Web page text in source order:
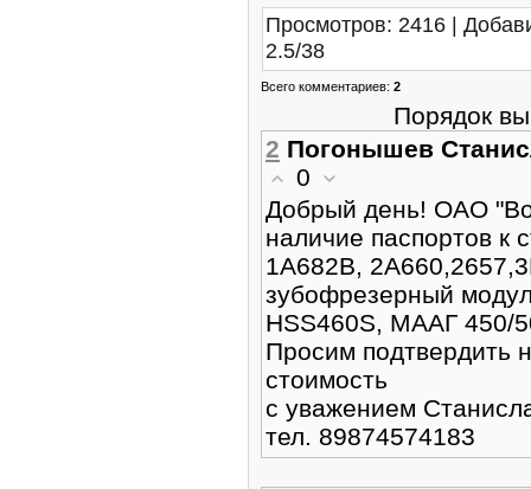
Просмотров: 2416 |
2.5/38
Всего комментариев: 2
Порядок
2 Погонышев
0
Добрый день! ОАО
наличие паспортов к
1А682В,
зубофрезерный
HSS460S, МААГ 450/
Просим подтвердить
стоимость
с уважением
тел. 89874574183